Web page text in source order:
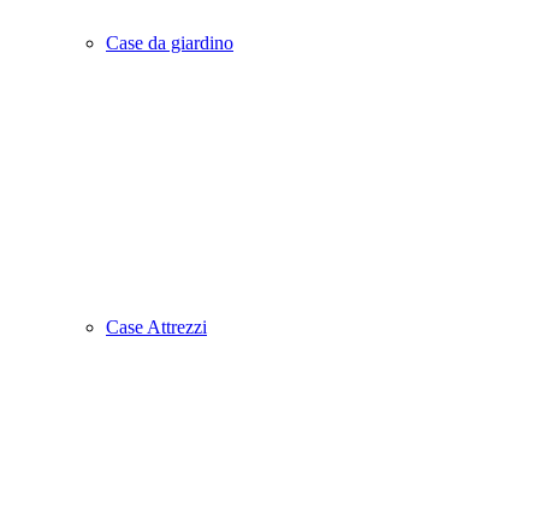
Case da giardino
Case Attrezzi